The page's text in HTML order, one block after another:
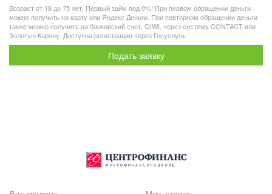
Возраст от 18 до 75 лет. Первый займ под 0%! При первом обращении деньги
можно получить на карту или Яндекс Деньги. При повторном обращении деньги
также можно получить на банковский счет, QIWI, через систему CONTACT или
Золотую Корону. Доступна регистрация через Госуслуги.
Подать заявку